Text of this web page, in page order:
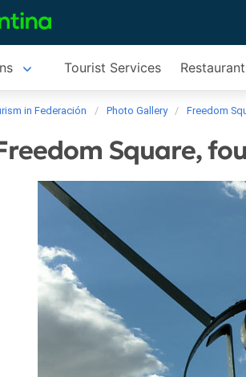
Tourist Services
in Federación Photo Gallery Freedom
Square,